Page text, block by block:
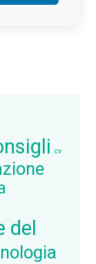
cv
del